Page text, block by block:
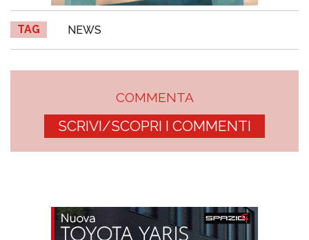
TAG NEWS
COMMENTA
SCRIVI/SCOPRI I COMMENTI